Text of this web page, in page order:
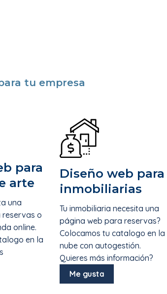
tu empresa
para
arte
una
o
online.
en la
Diseño web para
inmobiliarias
Tu inmobiliaria necesita una
página web para reservas?
Colocamos tu catalogo en la
nube con autogestión.
Quieres más información?
Me gusta